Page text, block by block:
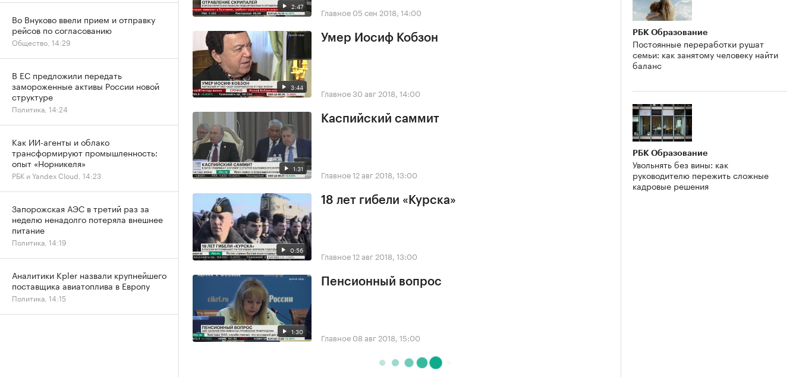
2:47 Главное 05 сен 2018, 14:00
3:44
Умер Иосиф Кобзон
Главное30 авг 2018, 14:00
1:31
Каспийский саммит
Главное12 авг 2018, 13:00
0:56
18 лет гибели «Курска»
Главное12 авг 2018, 13:00
1:30
Пенсионный вопрос
Главное 08 авг 2018, 15:00
РБК Образование
Постоянные переработки рушат
семьи: как занятому человеку найти
баланс
РБК Образование
Увольнять без вины: как
руководителю пережить сложные
кадровые решения
Во Внуково ввели прием и отправку
рейсов по согласованию
Общество, 14:29
В ЕС предложили передать
замороженные активы России новой
структуре
Политика, 14:24
Как ИИ-агенты и облако
трансформируют промышленность:
опыт «Норникеля»
РБК и Yandex Cloud, 14:23
Запорожская АЭС в третий раз за
неделю ненадолго потеряла внешнее
питание
Политика, 14:19
Аналитики Kpler назвали крупнейшего
поставщика авиатоплива в Европу
Политика, 14:15